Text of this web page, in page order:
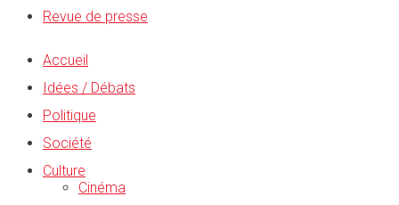
Revue de presse
Accueil
Idées / Débats
Politique
Société
Culture
Cinéma